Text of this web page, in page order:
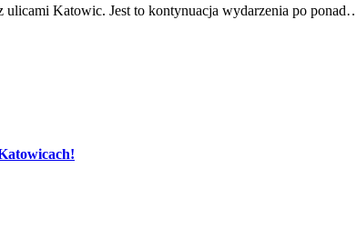
ulicami Katowic. Jest to kontynuacja wydarzenia po